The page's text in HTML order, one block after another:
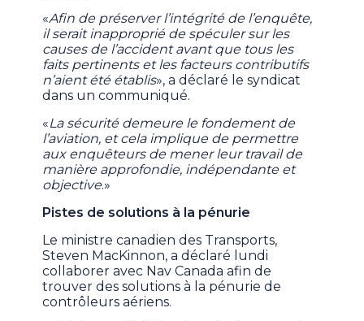
«Afin de préserver l’intégrité de l’enquête,
il serait inapproprié de spéculer sur les
causes de l’accident avant que tous les
faits pertinents et les facteurs contributifs
n’aient été établis», a déclaré le syndicat
dans un communiqué.
«La sécurité demeure le fondement de
l’aviation, et cela implique de permettre
aux enquêteurs de mener leur travail de
manière approfondie, indépendante et
objective.»
Pistes de solutions à la pénurie
Le ministre canadien des Transports,
Steven MacKinnon, a déclaré lundi
collaborer avec Nav Canada afin de
trouver des solutions à la pénurie de
contrôleurs aériens.